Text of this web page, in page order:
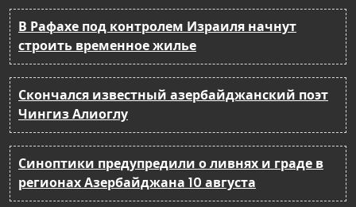
В Рафахе под контролем Израиля начнут
строить временное жилье
Скончался известный азербайджанский поэт
Чингиз Алиоглу
Синоптики предупредили о ливнях и граде в
регионах Азербайджана 10 августа